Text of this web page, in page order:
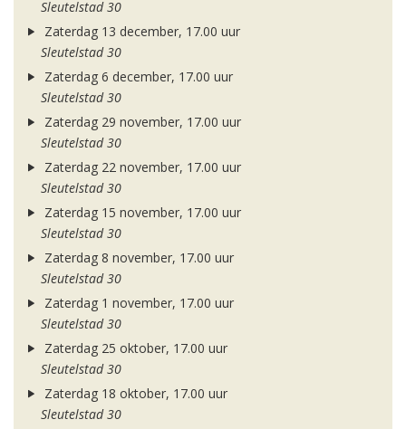
Sleutelstad 30
Zaterdag 13 december, 17.00 uur
Sleutelstad 30
Zaterdag 6 december, 17.00 uur
Sleutelstad 30
Zaterdag 29 november, 17.00 uur
Sleutelstad 30
Zaterdag 22 november, 17.00 uur
Sleutelstad 30
Zaterdag 15 november, 17.00 uur
Sleutelstad 30
Zaterdag 8 november, 17.00 uur
Sleutelstad 30
Zaterdag 1 november, 17.00 uur
Sleutelstad 30
Zaterdag 25 oktober, 17.00 uur
Sleutelstad 30
Zaterdag 18 oktober, 17.00 uur
Sleutelstad 30